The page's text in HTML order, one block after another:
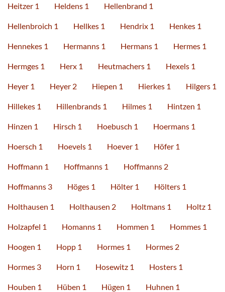
Heitzer 1 Heldens 1 Hellenbrand 1
Hellenbroich 1 Hellkes 1 Hendrix 1 Henkes 1
Hennekes 1 Hermanns 1 Hermans 1 Hermes 1
Hermges 1 Herx 1 Heutmachers 1 Hexels 1
Heyer 1 Heyer 2 Hiepen 1 Hierkes 1 Hilgers 1
Hillekes 1 Hillenbrands 1 Hilmes 1 Hintzen 1
Hinzen 1 Hirsch 1 Hoebusch 1 Hoermans 1
Hoersch 1 Hoevels 1 Hoever 1 Höfer 1
Hoffmann 1 Hoffmanns 1 Hoffmanns 2
Hoffmanns 3 Höges 1 Hölter 1 Hölters 1
Holthausen 1 Holthausen 2 Holtmans 1 Holtz 1
Holzapfel 1 Homanns 1 Hommen 1 Hommes 1
Hoogen 1 Hopp 1 Hormes 1 Hormes 2
Hormes 3 Horn 1 Hosewitz 1 Hosters 1
Houben 1 Hüben 1 Hügen 1 Huhnen 1